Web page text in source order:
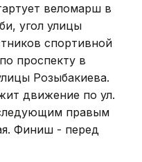
веломарш в
угол улицы
спортивной
проспекту в
Розыбакиева.
движение по ул.
правым
Финиш - перед